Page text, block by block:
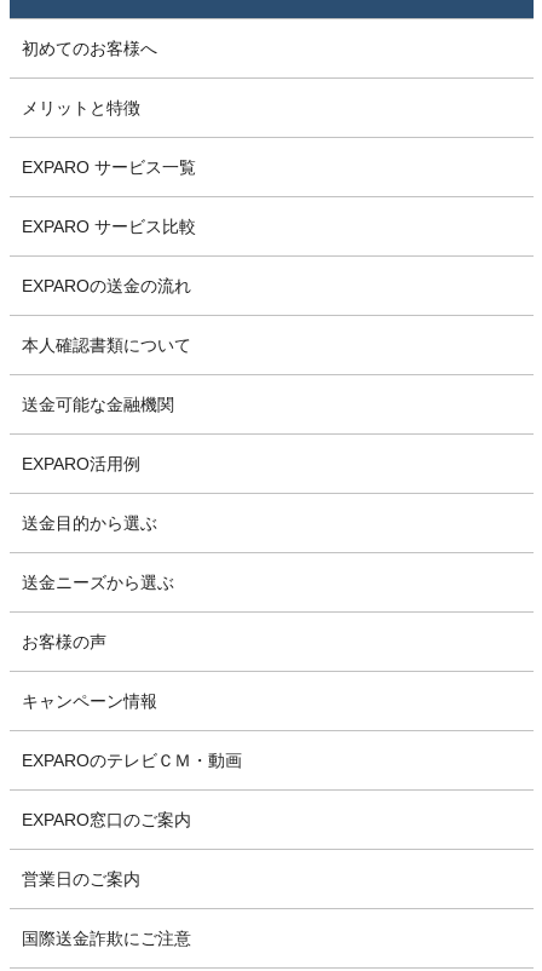
初めてのお客様へ
メリットと特徴
EXPARO サービス一覧
EXPARO サービス比較
EXPAROの送金の流れ
本人確認書類について
送金可能な金融機関
EXPARO活用例
送金目的から選ぶ
送金ニーズから選ぶ
お客様の声
キャンペーン情報
EXPAROのテレビＣＭ・動画
EXPARO窓口のご案内
営業日のご案内
国際送金詐欺にご注意